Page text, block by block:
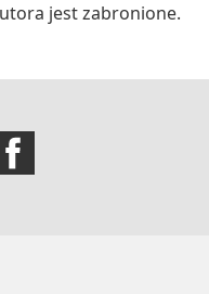
jest zabronione.